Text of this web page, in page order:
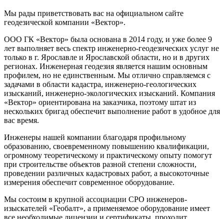
Мы рады приветствовать вас на официальном сайте
геодезической компании «Вектор».
ООО ГК «Вектор» была основана в 2014 году, и уже более 9
лет выполняет весь спектр инженерно-геодезических услуг не
только в г. Ярославле и Ярославской области, но и в других
регионах. Инженерная геодезия является нашим основным
профилем, но не единственным. Мы отлично справляемся с
задачами в области кадастра, инженерно-геологических
изысканий, инженерно-экологических изысканий. Компания
«Вектор» ориентирована на заказчика, поэтому штат из
нескольких бригад обеспечит выполнение работ в удобное для
вас время.
Инженеры нашей компании благодаря профильному
образованию, своевременному повышению квалификации,
огромному теоретическому и практическому опыту помогут
при строительстве объектов разной степени сложности,
проведении различных кадастровых работ, а высокоточные
измерения обеспечит современное оборудование.
Мы состоим в крупной ассоциации СРО инженеров-
изыскателей «Геобалт», а применяемое оборудование имеет
все необходимые лицензии и сертификаты, проходит